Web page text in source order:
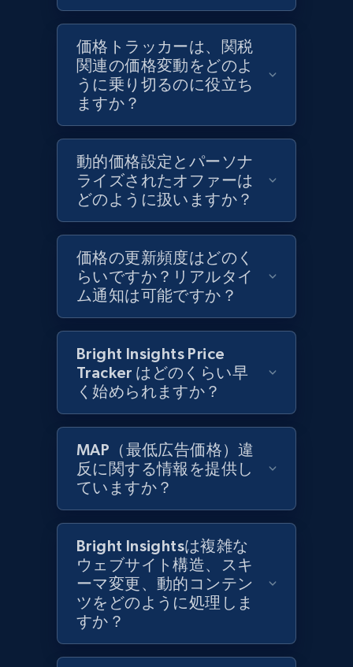
Target - Discover products by category url
URL, Product id, Title, Product description,
Rating, Reviews count, Initial price, Discount,
and more.
1.3K+ 175+ 今すぐ始める
Target - Discover products by specified
UPC
URL, Product id, Title, Product description,
Rating, Reviews count, Initial price, Discount,
and more.
Zara - Products
Category id, Product id, Product name, Price,
Currency, Colour code, Colour, Description, and
Zara - Products - discovery by category url
Category id, Product id, Product name, Price,
Currency, Colour code, Colour, Description, and
価格トラッカーは、関税
関連の価格変動をどのよ
うに乗り切るのに役立ち
ますか？
動的価格設定とパーソナ
ライズされたオファーは
どのように扱いますか？
価格の更新頻度はどのく
らいですか？リアルタイ
ム通知は可能ですか？
Bright Insights Price
Tracker はどのくらい早
く始められますか？
MAP（最低広告価格）違
反に関する情報を提供し
ていますか？
Bright Insightsは複雑な
ウェブサイト構造、スキ
ーマ変更、動的コンテン
ツをどのように処理しま
すか？